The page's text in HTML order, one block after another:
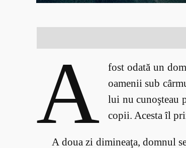
A
fost odată un
oamenii sub
lui nu cunoşteau
copii. Acesta îl
A doua zi dimineaţa, domnul